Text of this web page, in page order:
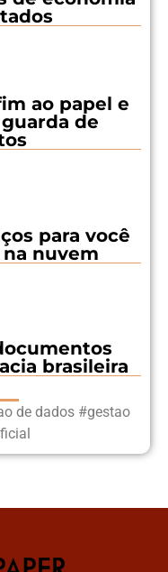
ao papel e
de
para você
nuvem
brasileira
de dados #gestao